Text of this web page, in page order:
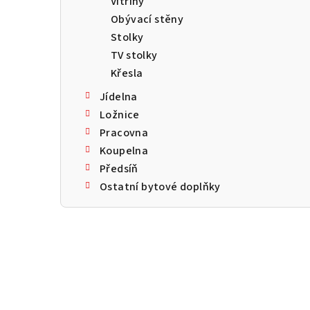
Obývací stěny
Stolky
TV stolky
Křesla
Jídelna
Ložnice
Pracovna
Koupelna
Předsíň
Ostatní bytové doplňky